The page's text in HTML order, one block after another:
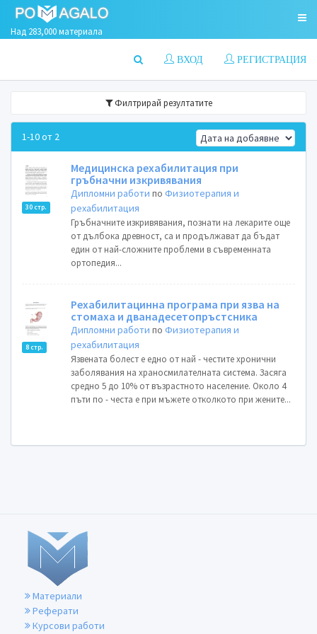
Над 283,000 материала
РЕГИСТРАЦИЯ
ВХОД
Филтрирай резултатите
1-10 от 2
30 стр.
Медицинска рехабилитация при
гръбначни изкривявания
Дипломни работи поФизиотерапия и
рехабилитация
Гръбначните изкривявания, познати на лекарите още
от дълбока древност, са и продължават да бъдат
един от най-сложните проблеми в съвременната
ортопедия...
8 стр.
Рехабилитацинна програма при язва на
стомаха и дванадесетопръстсника
Дипломни работи поФизиотерапия и
рехабилитация
Язвената болест е едно от най - честите хронични
заболявания на храносмилателната система. Засяга
средно 5 до 10% от възрастното население. Около 4
пъти по - честа е при мъжете отколкото при жените...
Материали
Реферати
Курсови работи